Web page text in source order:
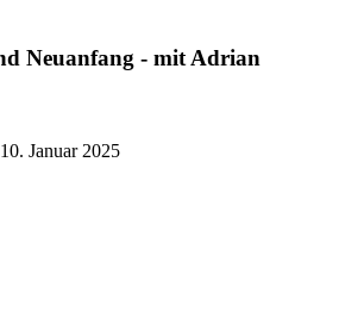
Neuanfang - mit Adrian
Januar 2025